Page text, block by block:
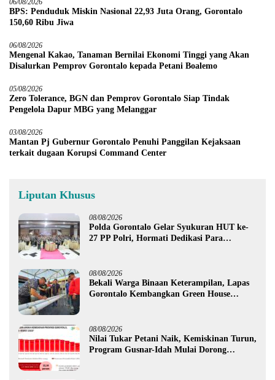
06/08/2026
BPS: Penduduk Miskin Nasional 22,93 Juta Orang, Gorontalo
150,60 Ribu Jiwa
06/08/2026
Mengenal Kakao, Tanaman Bernilai Ekonomi Tinggi yang Akan
Disalurkan Pemprov Gorontalo kepada Petani Boalemo
05/08/2026
Zero Tolerance, BGN dan Pemprov Gorontalo Siap Tindak
Pengelola Dapur MBG yang Melanggar
03/08/2026
Mantan Pj Gubernur Gorontalo Penuhi Panggilan Kejaksaan
terkait dugaan Korupsi Command Center
Liputan Khusus
08/08/2026
Polda Gorontalo Gelar Syukuran HUT ke-
27 PP Polri, Hormati Dedikasi Para
08/08/2026
Bekali Warga Binaan Keterampilan, Lapas
Gorontalo Kembangkan Green House
08/08/2026
Nilai Tukar Petani Naik, Kemiskinan Turun,
Program Gusnar-Idah Mulai Dorong